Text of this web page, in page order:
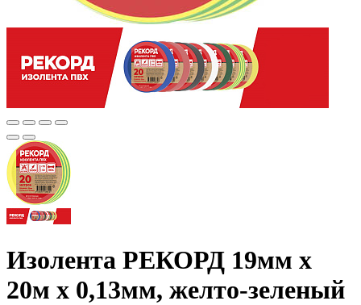
Изолента РЕКОРД 19мм х
20м х 0,13мм, желто-зеленый